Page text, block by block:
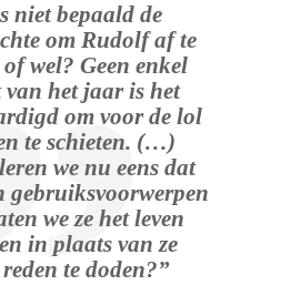
niet bepaald de
om Rudolf af te
wel? Geen enkel
van het jaar is het
om voor de lol
te schieten. (…)
we nu eens dat
gebruiksvoorwerpen
we ze het leven
in plaats van ze
te doden?”